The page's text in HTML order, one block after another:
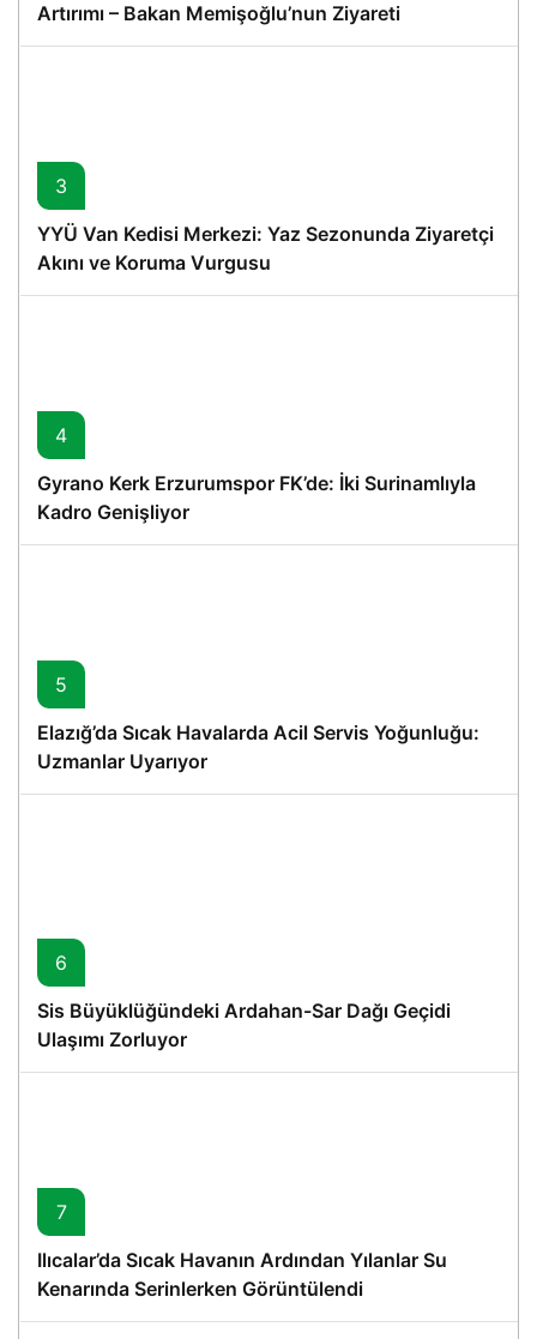
Artırımı – Bakan Memişoğlu’nun Ziyareti
3
YYÜ Van Kedisi Merkezi: Yaz Sezonunda Ziyaretçi
Akını ve Koruma Vurgusu
4
Gyrano Kerk Erzurumspor FK’de: İki Surinamlıyla
Kadro Genişliyor
5
Elazığ’da Sıcak Havalarda Acil Servis Yoğunluğu:
Uzmanlar Uyarıyor
6
Sis Büyüklüğündeki Ardahan-Sar Dağı Geçidi
Ulaşımı Zorluyor
7
Ilıcalar’da Sıcak Havanın Ardından Yılanlar Su
Kenarında Serinlerken Görüntülendi